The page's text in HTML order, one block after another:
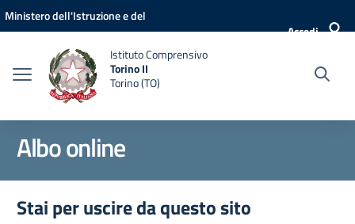
Vai ai contenuti
Vai al menu di navigazione
Vai al footer
Ministero dell'Istruzione e del
Accedi
Istituto Comprensivo
Torino II
Torino (TO)
Albo online
Stai per uscire da questo sito